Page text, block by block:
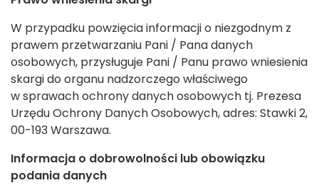
W przypadku powzięcia informacji o niezgodnym z
prawem przetwarzaniu Pani / Pana danych
osobowych, przysługuje Pani / Panu prawo wniesienia
skargi do organu nadzorczego właściwego
w sprawach ochrony danych osobowych tj. Prezesa
Urzędu Ochrony Danych Osobowych, adres: Stawki 2,
00-193 Warszawa.
Informacja o dobrowolności lub obowiązku
podania danych